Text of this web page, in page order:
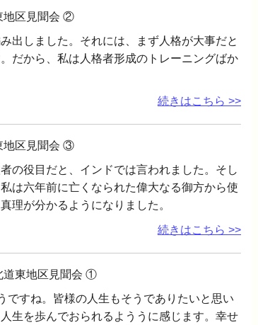
地区見聞会 ②
出しました。それには、まず人格が大事だと
だから、私は人格者形成のトレーニングばか
続きはこちら >>
地区見聞会 ③
の役目だと、インドでは言われました。そし
は六年前に亡くなられた偉大なる御方から使
理が分かるようになりました。
続きはこちら >>
道東地区見聞会 ①
ですね。皆様の人生もそうでありたいと思い
生を歩んでおられるよううに感じます。幸せ